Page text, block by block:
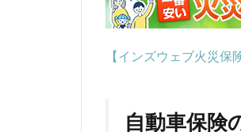
【インズウェブ火災保
自動車保険